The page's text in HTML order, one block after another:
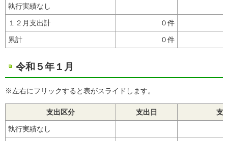
執行実績なし
１２月支出計 ０件
累計 ０件
令和５年１月
※左右にフリックすると表がスライドします。
支出区分 支出日 支
執行実績なし